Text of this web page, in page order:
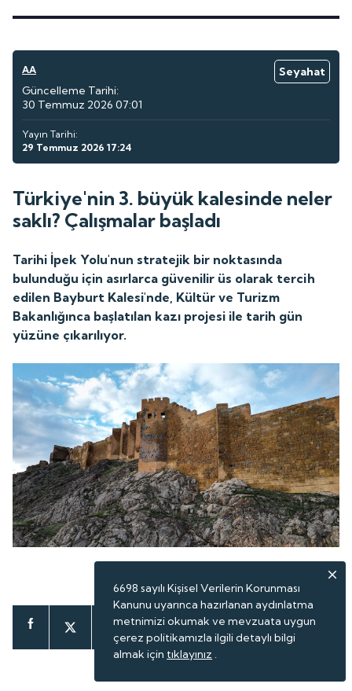
AA
Seyahat
Güncelleme Tarihi:
30 Temmuz 2026 07:01
Yayın Tarihi:
29 Temmuz 2026 17:24
Türkiye'nin 3. büyük kalesinde neler
saklı? Çalışmalar başladı
Tarihi İpek Yolu'nun stratejik bir noktasında
bulunduğu için asırlarca güvenilir üs olarak tercih
edilen Bayburt Kalesi'nde, Kültür ve Turizm
Bakanlığınca başlatılan kazı projesi ile tarih gün
yüzüne çıkarılıyor.
6698 sayılı Kişisel Verilerin Korunması
Kanunu uyarınca hazırlanan aydınlatma
metnimizi okumak ve mevzuata uygun
çerez politikamızla ilgili detaylı bilgi
almak için tıklayınız .